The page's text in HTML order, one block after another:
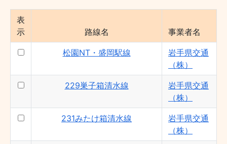
表
示
路線名 事業者名
松園NT・盛岡駅線
岩手県交通
（株）
229巣子箱清水線
岩手県交通
（株）
231みたけ箱清水線
岩手県交通
（株）